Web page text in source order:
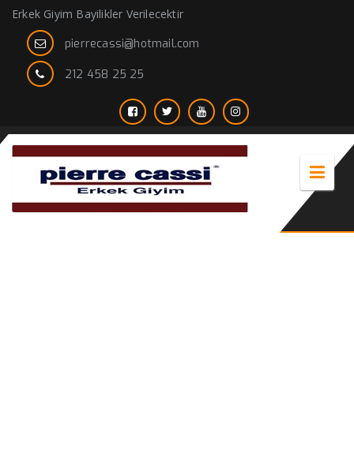
Erkek Giyim Bayilikler Verilecektir
pierrecassi@hotmail.com
212 458 25 25